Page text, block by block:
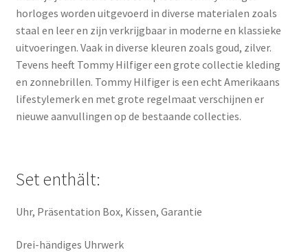
horloges worden uitgevoerd in diverse materialen zoals
staal en leer en zijn verkrijgbaar in moderne en klassieke
uitvoeringen. Vaak in diverse kleuren zoals goud, zilver.
Tevens heeft Tommy Hilfiger een grote collectie kleding
en zonnebrillen. Tommy Hilfiger is een echt Amerikaans
lifestylemerk en met grote regelmaat verschijnen er
nieuwe aanvullingen op de bestaande collecties.
Set enthält:
Uhr, Präsentation Box, Kissen, Garantie
Drei-händiges Uhrwerk